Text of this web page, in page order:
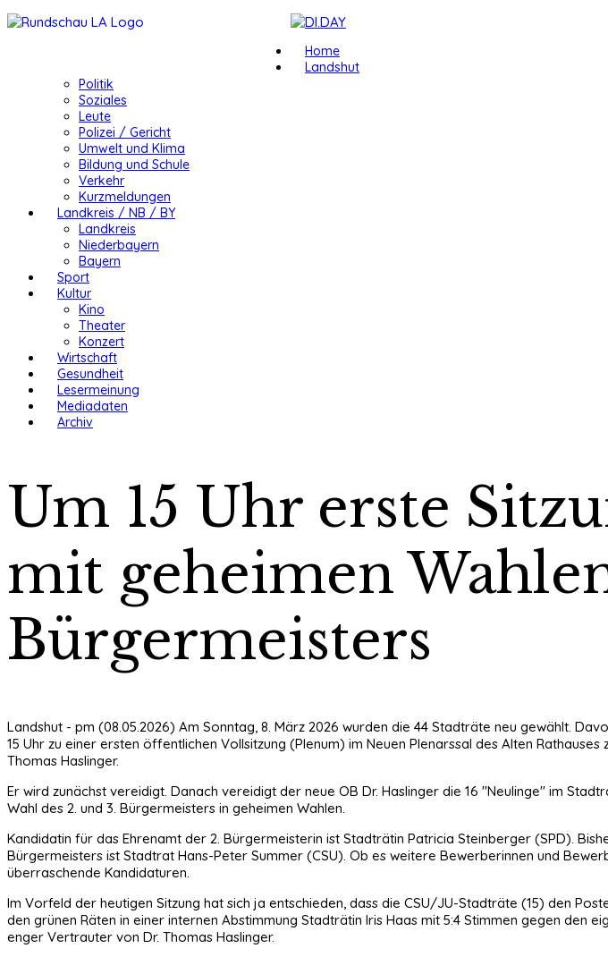
Home
Landshut
Politik
Soziales
Leute
Polizei / Gericht
Umwelt und Klima
Bildung und Schule
Verkehr
Kurzmeldungen
Landkreis / NB / BY
Landkreis
Niederbayern
Bayern
Sport
Kultur
Kino
Theater
Konzert
Wirtschaft
Gesundheit
Lesermeinung
Mediadaten
Archiv
Um 15 Uhr erste
mit geheimen
Bürgermeisters
Landshut - pm (08.05.2026) Am Sonntag, 8. März 2026 wurden die 44 Stadträte neu gewählt.
15 Uhr zu einer ersten öffentlichen Vollsitzung (Plenum) im Neuen Plenarssal des Alten
Thomas Haslinger.
Er wird zunächst vereidigt. Danach vereidigt der neue OB Dr. Haslinger die 16 "Neulinge" im
Wahl des 2. und 3. Bürgermeisters in geheimen Wahlen.
Kandidatin für das Ehrenamt der 2. Bürgermeisterin ist Stadträtin Patricia Steinberger (SPD).
Bürgermeisters ist Stadtrat Hans-Peter Summer (CSU). Ob es weitere Bewerberinnen und
überraschende Kandidaturen.
Im Vorfeld der heutigen Sitzung hat sich ja entschieden, dass die CSU/JU-Stadträte (15) den
den grünen Räten in einer internen Abstimmung Stadträtin Iris Haas mit 5:4 Stimmen gegen
enger Vertrauter von Dr. Thomas Haslinger.